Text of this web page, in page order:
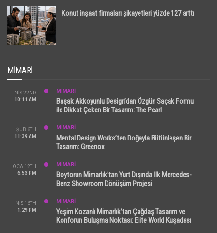
Konut inşaat firmaları şikayetleri yüzde 127 arttı
MIMARI
NIS 22ND
10:11 AM
MİMARİ
Başak Akkoyunlu Design’dan Özgün Saçak Formu
ile Dikkat Çeken Bir Tasarım: The Pearl
ŞUB 6TH
11:39 AM
MİMARİ
Mental Design Works’ten Doğayla Bütünleşen Bir
Tasarım: Greenox
OCA 12TH
6:53 PM
MİMARİ
Boytorun Mimarlık’tan Yurt Dışında İlk Mercedes-
Benz Showroom Dönüşüm Projesi
NIS 16TH
1:29 PM
MİMARİ
Yeşim Kozanlı Mimarlık’tan Çağdaş Tasarım ve
Konforun Buluşma Noktası: Elite World Kuşadası